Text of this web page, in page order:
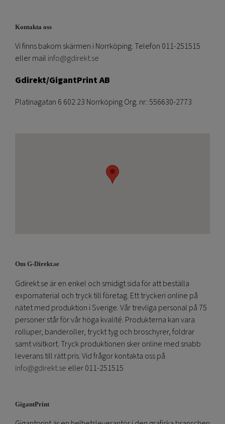
Kontakta oss
Vi finns bakom skärmen i Norrköping. Telefon 011-251515
eller mail info@gdirekt.se
Gdirekt/GigantPrint AB
Platinagatan 6 602 23 Norrköping Org. nr: 556630-2773
Om G-Direkt.se
Gdirekt.se är en enkel och smidigt sida för att beställa
expomaterial och tryck till företag. Ett tryckeri online på
nätet med produktion i Sverige. Vår trevliga personal på 75
personer står för vår höga kvalité. Produkterna kan vara
rolluper, banderoller, tryckt tyg och broschyrer, foldrar
samt visitkort. Tryck produktionen sker online med snabb
leverans till rätt pris. Vid frågor kontakta oss på
info@gdirekt.se eller 011-251515
GigantPrint